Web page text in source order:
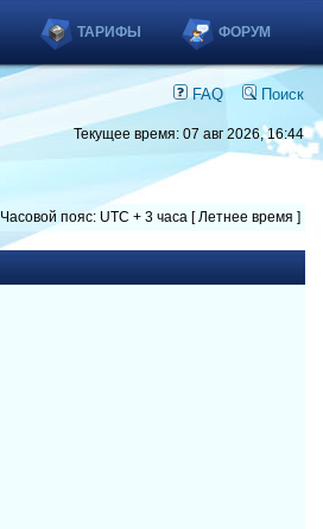
ТАРИФЫ ФОРУМ
FAQ Поиск
Текущее время: 07 авг 2026, 16:44
Часовой пояс: UTC + 3 часа [ Летнее время ]